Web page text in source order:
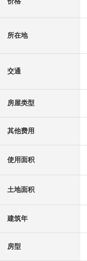
所在地
交通
房屋类型
其他费用
使用面积
土地面积
建筑年
房型